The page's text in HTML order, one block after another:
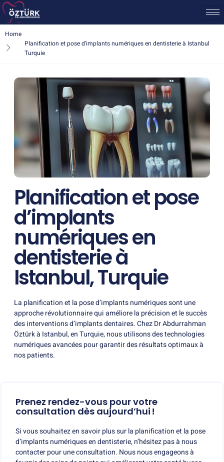
Home
Planification et pose d’implants numériques en dentisterie à Istanbul
Turquie
Planification et pose
d’implants
numériques en
dentisterie à
Istanbul, Turquie
La planification et la pose d’implants numériques sont une
approche révolutionnaire qui améliore la précision et le succès
des interventions d’implants dentaires. Chez Dr Abdurrahman
Öztürk à Istanbul, en Turquie, nous utilisons des technologies
numériques avancées pour garantir des résultats optimaux à
nos patients.
Prenez rendez-vous pour votre
consultation dès aujourd’hui !
Si vous souhaitez en savoir plus sur la planification et la pose
d’implants numériques en dentisterie, n’hésitez pas à nous
contacter pour une consultation. Nous nous engageons à